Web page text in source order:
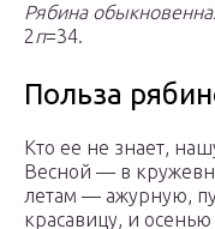
Рябина
2п=34.
Польза
Кто ее не знает,
Весной — в
летам — ажурную,
красавицу, и